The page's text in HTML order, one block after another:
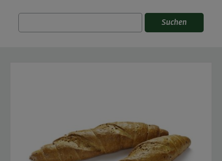
Suchen